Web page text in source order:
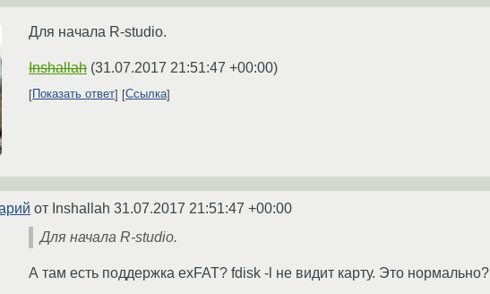
Для начала R-studio.
Inshallah (31.07.2017 21:51:47 +00:00)
Показать ответ Ссылка
от Inshallah 31.07.2017 21:51:47 +00:00
Для начала R-studio.
А там есть поддержка exFAT? fdisk -l не видит карту. Это нормально?